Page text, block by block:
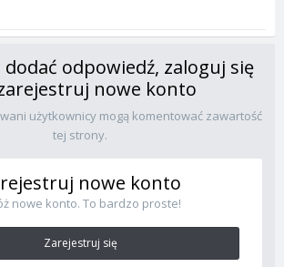
dodać odpowiedź, zaloguj się
nowe konto
użytkownicy mogą komentować zawartość
tej strony.
nowe konto
nowe konto. To bardzo proste!
Zarejestruj się